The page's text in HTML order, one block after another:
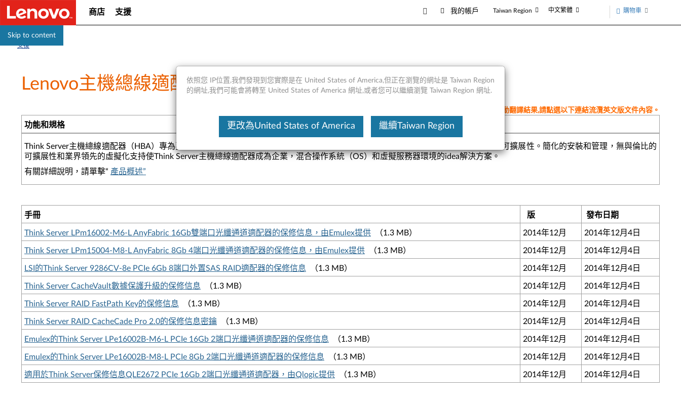
Skip to content
商店 支援 我的帳戶 Taiwan Region 中文繁體 購物車
支援
Lenovo主機總線適配器 - 概述
這份文件為翻譯程式自動翻譯結果,請點選以下連結流灠英文版文件內容。
功能和規格
Think Server主機總線適配器（HBA）專為要求苛刻的企業而構建，具有業內經過現場驗證的高可靠性和先進的管理功能，可實現企業可擴展性。簡化的安裝和管理，無與倫比的
可擴展性和業界領先的虛擬化支持使Think Server主機總線適配器成為企業，混合操作系統（OS）和虛擬服務器環境的idea解決方案。
有關詳細說明，請單擊“ 產品概述”
手冊 版 發布日期
Think Server LPm16002-M6-L AnyFabric 16Gb雙端口光纖通道適配器的保修信息，由Emulex提供 （1.3 MB） 2014年12月 2014年12月4日
Think Server LPm15004-M8-L AnyFabric 8Gb 4端口光纖通道適配器的保修信息，由Emulex提供 （1.3 MB） 2014年12月 2014年12月4日
LSI的Think Server 9286CV-8e PCIe 6Gb 8端口外置SAS RAID適配器的保修信息 （1.3 MB） 2014年12月 2014年12月4日
Think Server CacheVault數據保護升級的保修信息 （1.3 MB） 2014年12月 2014年12月4日
Think Server RAID FastPath Key的保修信息 （1.3 MB） 2014年12月 2014年12月4日
Think Server RAID CacheCade Pro 2.0的保修信息密鑰 （1.3 MB） 2014年12月 2014年12月4日
Emulex的Think Server LPe16002B-M6-L PCIe 16Gb 2端口光纖通道適配器的保修信息 （1.3 MB） 2014年12月 2014年12月4日
Emulex的Think Server LPe16002B-M8-L PCIe 8Gb 2端口光纖通道適配器的保修信息 （1.3 MB） 2014年12月 2014年12月4日
適用於Think Server保修信息QLE2672 PCIe 16Gb 2端口光纖通道適配器，由Qlogic提供 （1.3 MB） 2014年12月 2014年12月4日
依照您 IP位置,我們發現到您實際是在 United States of America,但正在瀏覽的網址是 Taiwan Region
的網址,我們可能會將轉至 United States of America 網址,或者您可以繼續瀏覽 Taiwan Region 網址.
更改為United States of America 繼續Taiwan Region